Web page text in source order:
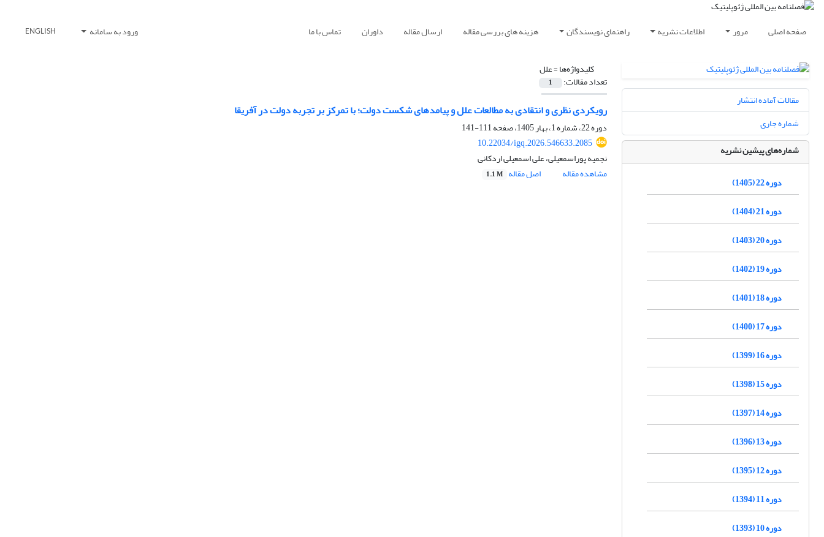
صفحه اصلی مرور اطلاعات نشریه راهنمای نویسندگان هزینه های بررسی مقاله ارسال مقاله داوران تماس با ما ورود به سامانه ENGLISH
کلیدواژه‌ها =علل
تعداد مقالات: 1
رویکردی نظری و انتقادی به مطالعات علل و پیامدهای شکست ‌دولت؛ با تمرکز بر تجربه دولت‌ در آفریقا
دوره 22، شماره 1، بهار 1405، صفحه
111-141
10.22034/igq.2026.546633.2085
نجمیه پوراسمعیلی، علی اسمعیلی اردکانی
مشاهده مقاله
اصل مقاله 1.1 M
مقالات آماده انتشار
شماره جاری
شماره‌های پیشین نشریه
دوره 22 (1405)
دوره 21 (1404)
دوره 20 (1403)
دوره 19 (1402)
دوره 18 (1401)
دوره 17 (1400)
دوره 16 (1399)
دوره 15 (1398)
دوره 14 (1397)
دوره 13 (1396)
دوره 12 (1395)
دوره 11 (1394)
دوره 10 (1393)